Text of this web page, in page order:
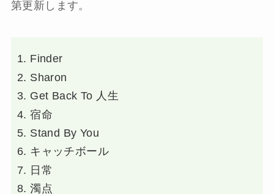
第更新します。
Finder
Sharon
Get Back To 人生
宿命
Stand By You
キャッチボール
日常
濁点